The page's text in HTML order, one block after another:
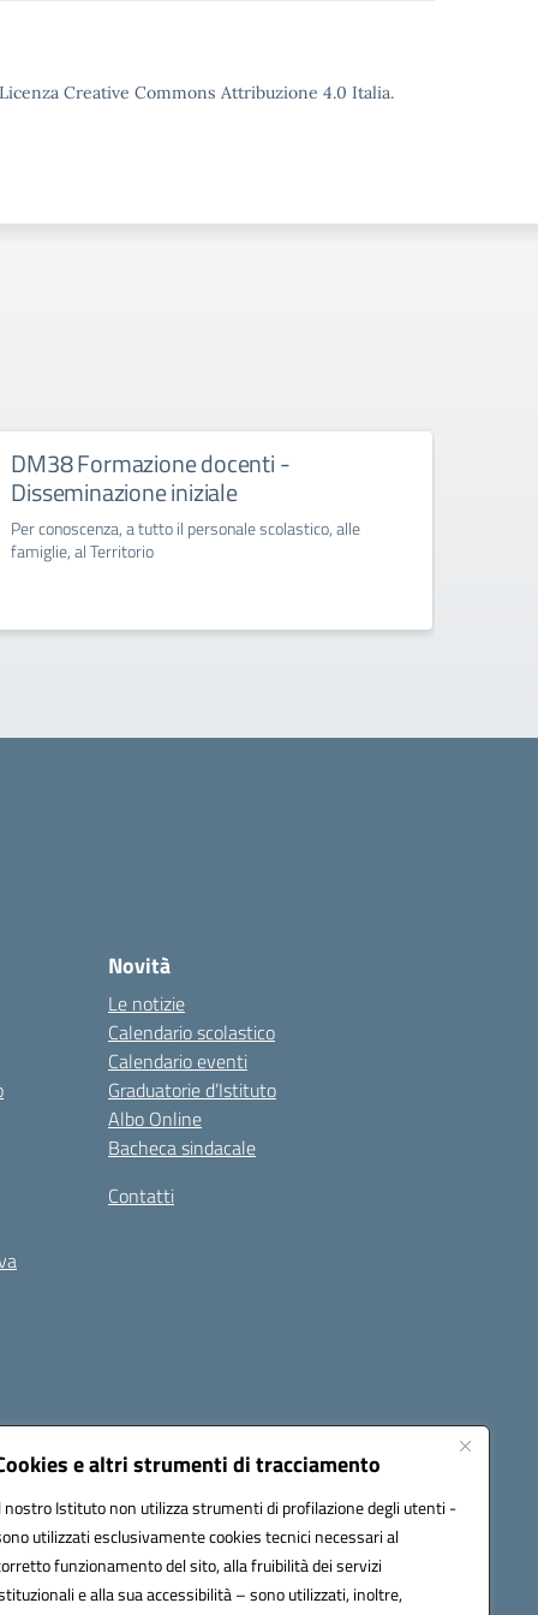
e altri strumenti di tracciamento
nostro Istituto non utilizza strumenti di profilazione degli utenti -
utilizzati esclusivamente cookies tecnici necessari al
funzionamento del sito, alla fruibilità dei servizi
e alla sua accessibilità – sono utilizzati, inoltre,
Creative Commons Attribuzione 4.0 Italia.
DM38 Formazione docenti -
Disseminazione iniziale
Per conoscenza, a tutto il personale scolastico, alle
famiglie, al Territorio
Novità
Le notizie
Calendario scolastico
Calendario eventi
Graduatorie d’Istituto
Albo Online
Bacheca sindacale
Contatti